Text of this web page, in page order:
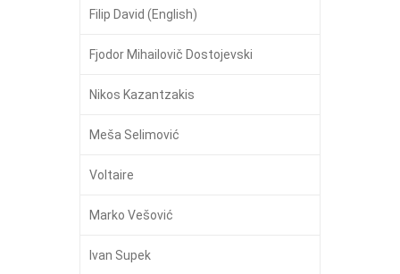
Filip David (English)
Fjodor Mihailovič Dostojevski
Nikos Kazantzakis
Meša Selimović
Voltaire
Marko Vešović
Ivan Supek